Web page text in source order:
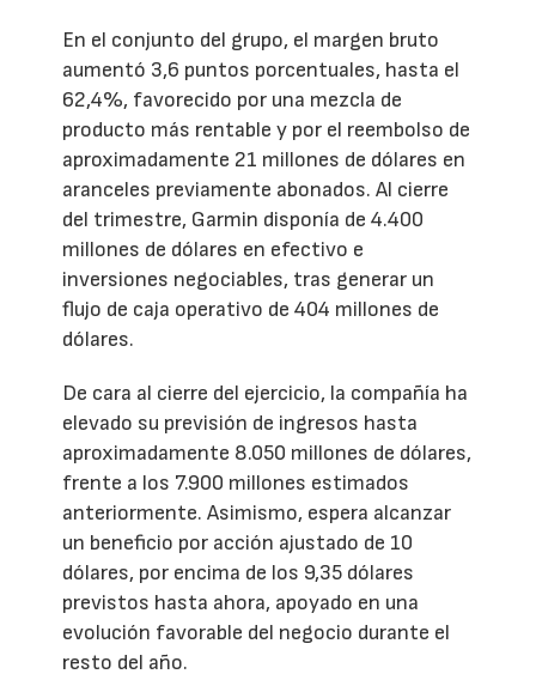
En el conjunto del grupo, el margen bruto
aumentó 3,6 puntos porcentuales, hasta el
62,4%, favorecido por una mezcla de
producto más rentable y por el reembolso de
aproximadamente 21 millones de dólares en
aranceles previamente abonados. Al cierre
del trimestre, Garmin disponía de 4.400
millones de dólares en efectivo e
inversiones negociables, tras generar un
flujo de caja operativo de 404 millones de
dólares.
De cara al cierre del ejercicio, la compañía ha
elevado su previsión de ingresos hasta
aproximadamente 8.050 millones de dólares,
frente a los 7.900 millones estimados
anteriormente. Asimismo, espera alcanzar
un beneficio por acción ajustado de 10
dólares, por encima de los 9,35 dólares
previstos hasta ahora, apoyado en una
evolución favorable del negocio durante el
resto del año.